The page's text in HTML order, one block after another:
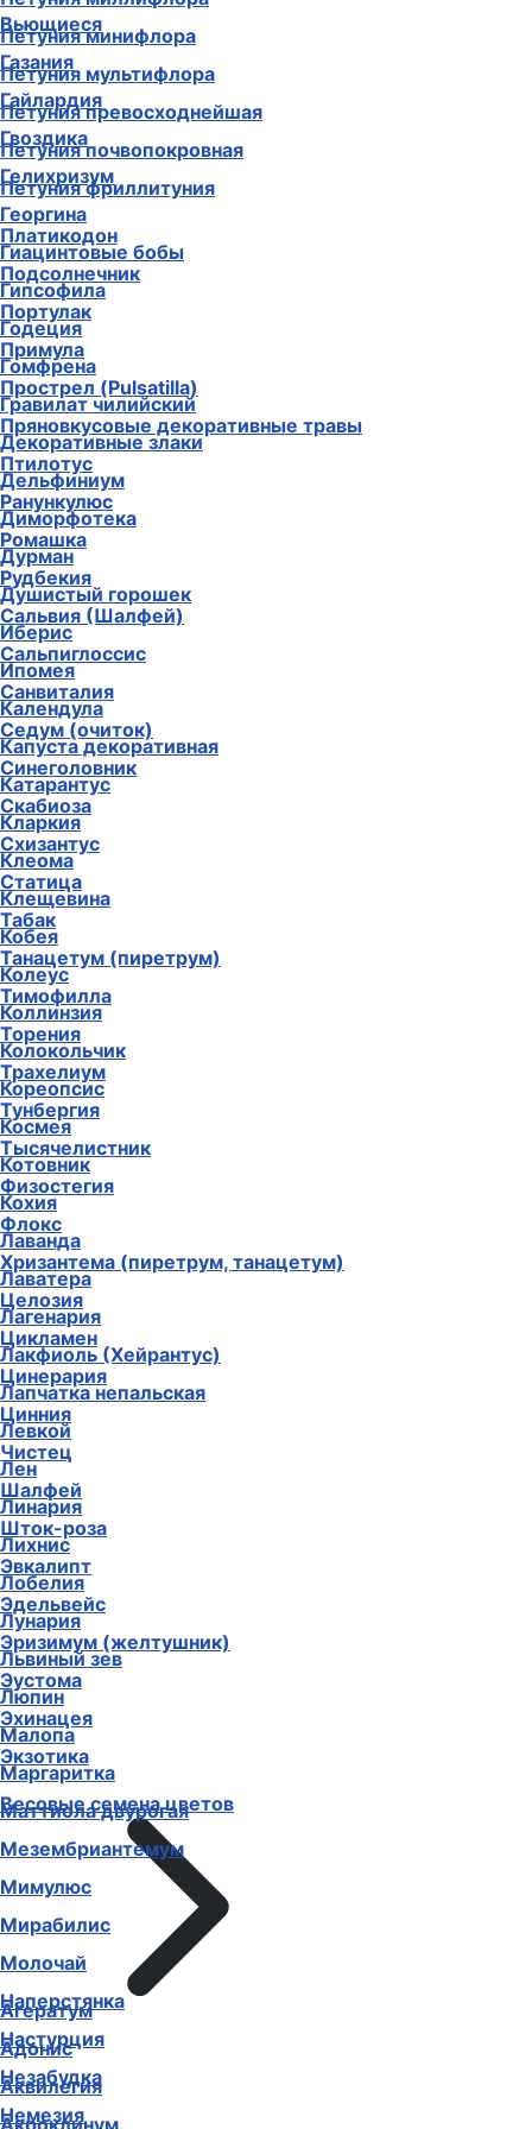
Петуния минифлора
Петуния мультифлора
Петуния превосходнейшая
Петуния почвопокровная
Петуния фриллитуния
Платикодон
Подсолнечник
Портулак
Примула
Прострел (Pulsatilla)
Пряновкусовые декоративные травы
Птилотус
Ранункулюс
Ромашка
Рудбекия
Сальвия (Шалфей)
Сальпиглоссис
Санвиталия
Седум (очиток)
Синеголовник
Скабиоза
Схизантус
Статица
Табак
Танацетум (пиретрум)
Тимофилла
Торения
Трахелиум
Тунбергия
Тысячелистник
Физостегия
Флокс
Хризантема (пиретрум, танацетум)
Целозия
Цикламен
Цинерария
Цинния
Чистец
Шалфей
Шток-роза
Эвкалипт
Эдельвейс
Эризимум (желтушник)
Эустома
Эхинацея
Экзотика
Весовые семена цветов
Агератум
Адонис
Аквилегия
Акроклинум
Вьющиеся
Газания
Гайлардия
Гвоздика
Гелихризум
Георгина
Гиацинтовые бобы
Гипсофила
Годеция
Гомфрена
Гравилат чилийский
Декоративные злаки
Дельфиниум
Диморфотека
Дурман
Душистый горошек
Иберис
Ипомея
Календула
Капуста декоративная
Катарантус
Кларкия
Клеома
Клещевина
Кобея
Колеус
Коллинзия
Колокольчик
Кореопсис
Космея
Котовник
Кохия
Лаванда
Лаватера
Лагенария
Лакфиоль (Хейрантус)
Лапчатка непальская
Левкой
Лен
Линария
Лихнис
Лобелия
Лунария
Львиный зев
Люпин
Малопа
Маргаритка
Маттиола двурогая
Мезембриантемум
Мимулюс
Мирабилис
Молочай
Наперстянка
Настурция
Незабудка
Немезия